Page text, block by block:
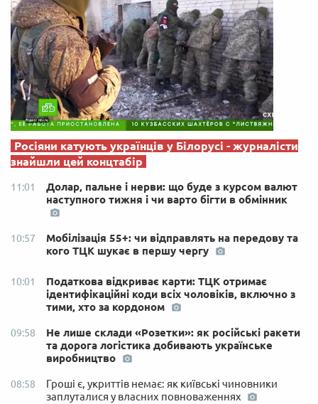
Росіяни катують українців у Білорусі - журналісти
знайшли цей концтабір
11:01
Долар, пальне і нерви: що буде з курсом валют
наступного тижня і чи варто бігти в обмінник
10:57
Мобілізація 55+: чи відправлять на передову та
кого ТЦК шукає в першу чергу
10:01
Податкова відкриває карти: ТЦК отримає
ідентифікаційні коди всіх чоловіків, включно з
тими, хто за кордоном
09:58
Не лише склади «Розетки»: як російські ракети
та дорога логістика добивають українське
виробництво
08:58
Гроші є, укриттів немає: як київські чиновники
заплуталися у власних повноваженнях